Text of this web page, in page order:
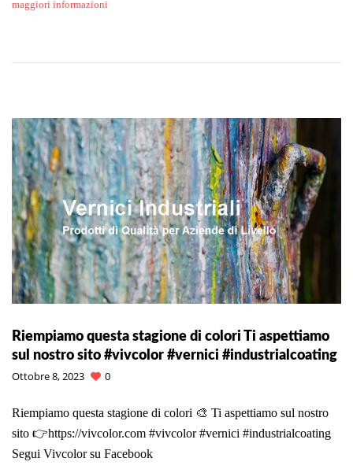
maggiori informazioni
Riempiamo questa stagione di colori Ti aspettiamo
sul nostro sito #vivcolor #vernici #industrialcoating
Ottobre 8, 2023
0
Riempiamo questa stagione di colori 🎨 Ti aspettiamo sul nostro
sito 👉https://vivcolor.com #vivcolor #vernici #industrialcoating
Segui Vivcolor su Facebook